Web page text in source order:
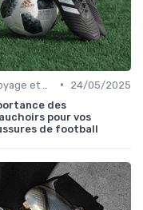
•
24/05/2025
des
pour vos
de football